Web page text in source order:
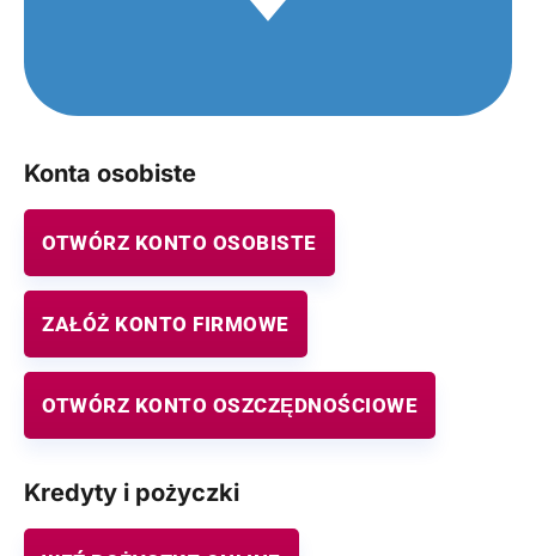
Konta osobiste
OTWÓRZ KONTO OSOBISTE
ZAŁÓŻ KONTO FIRMOWE
OTWÓRZ KONTO OSZCZĘDNOŚCIOWE
Kredyty i pożyczki